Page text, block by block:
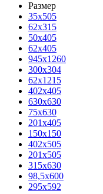
Размер
35х505
62x315
50x405
62х405
945x1260
300x304
62x1215
402x405
630x630
75x630
201x405
150x150
402x505
201x505
315x630
98,5х600
295x592